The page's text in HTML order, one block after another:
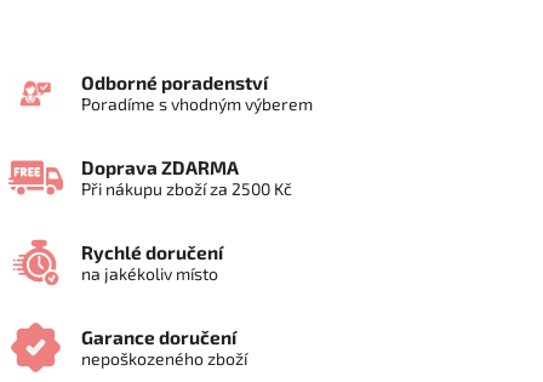
Odborné poradenství
Poradíme s vhodným výberem
Doprava ZDARMA
Při nákupu zboží za 2500 Kč
Rychlé doručení
na jakékoliv místo
Garance doručení
nepoškozeného zboží